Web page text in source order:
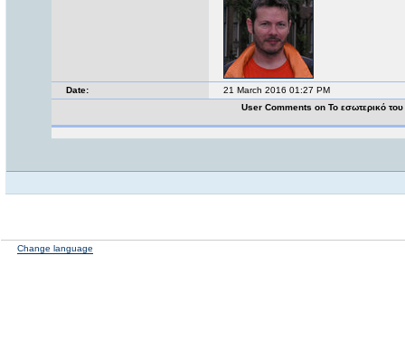
Date:
21 March 2016 01:27 PM
User Comments on Το εσωτερικό
Change language